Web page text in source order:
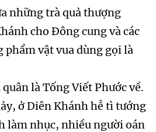
những trà quả thượng
cho Đông cung và các
vật vua dùng gọi là
là Tống Viết Phước về.
ở Diên Khánh hễ tì tướng
làm nhục, nhiều người oán